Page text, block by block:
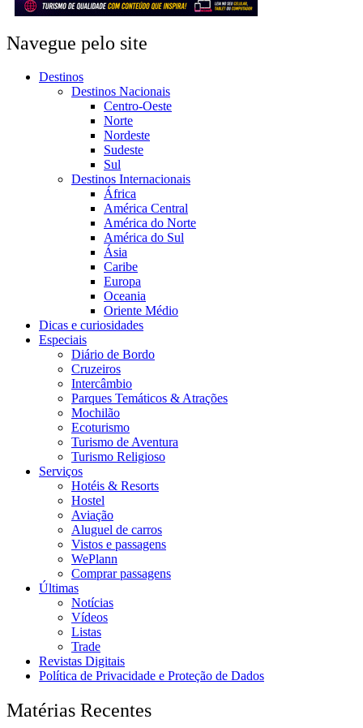
Navegue pelo site
Destinos
Destinos Nacionais
Centro-Oeste
Norte
Nordeste
Sudeste
Sul
Destinos Internacionais
África
América Central
América do Norte
América do Sul
Ásia
Caribe
Europa
Oceania
Oriente Médio
Dicas e curiosidades
Especiais
Diário de Bordo
Cruzeiros
Intercâmbio
Parques Temáticos & Atrações
Mochilão
Ecoturismo
Turismo de Aventura
Turismo Religioso
Serviços
Hotéis & Resorts
Hostel
Aviação
Aluguel de carros
Vistos e passagens
WePlann
Comprar passagens
Últimas
Notícias
Vídeos
Listas
Trade
Revistas Digitais
Política de Privacidade e Proteção de Dados
Matérias Recentes